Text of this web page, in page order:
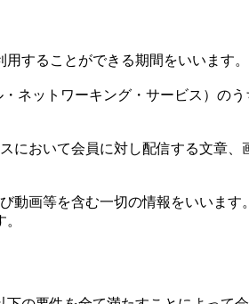
することができる期間をいいます。
・ネットワーキング・サービス）
において会員に対し配信する文章
動画等を含む一切の情報をいいま